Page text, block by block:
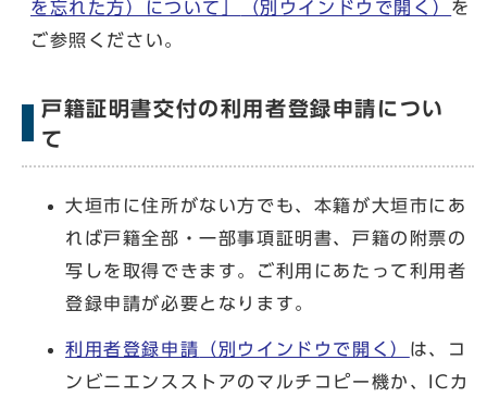
を忘れた方）について」
（別ウインドウで開く） を
ご参照ください。
戸籍証明書交付の利用者登録申請につい
て
大垣市に住所がない方でも、本籍が大垣市にあ
れば戸籍全部・一部事項証明書、戸籍の附票の
写しを取得できます。ご利用にあたって利用者
登録申請が必要となります。
利用者登録申請 （別ウインドウで開く） は、コ
ンビニエンスストアのマルチコピー機か、ICカ